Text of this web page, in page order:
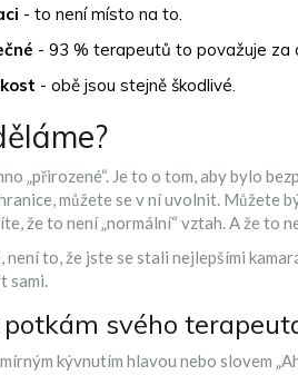
- to není místo na to.
- 93 % terapeutů to považuje za
- obě jsou stejně škodlivé.
„přirozené“. Je to o tom, aby bylo
můžete se v ní uvolnit. Můžete
že to není „normální“ vztah. A že to
to, že jste se stali nejlepšími
sami.
svého
kývnutím hlavou nebo slovem